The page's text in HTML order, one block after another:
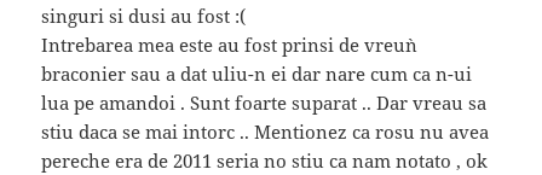
singuri si dusi au fost :(
Intrebarea mea este au fost prinsi de vreu`n
braconier sau a dat uliu-n ei dar nare cum ca n-ui
lua pe amandoi . Sunt foarte suparat .. Dar vreau sa
stiu daca se mai intorc .. Mentionez ca rosu nu avea
pereche era de 2011 seria no stiu ca nam notato , ok